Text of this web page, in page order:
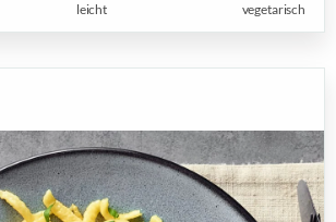
leicht vegetarisch